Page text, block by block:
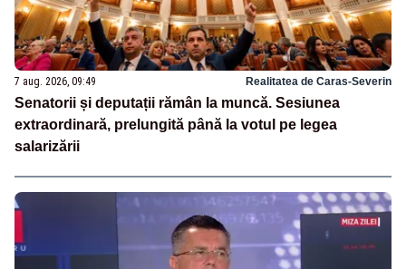
7 aug. 2026, 09:49 Realitatea de Caras-Severin
Senatorii și deputații rămân la muncă. Sesiunea
extraordinară, prelungită până la votul pe legea
salarizării